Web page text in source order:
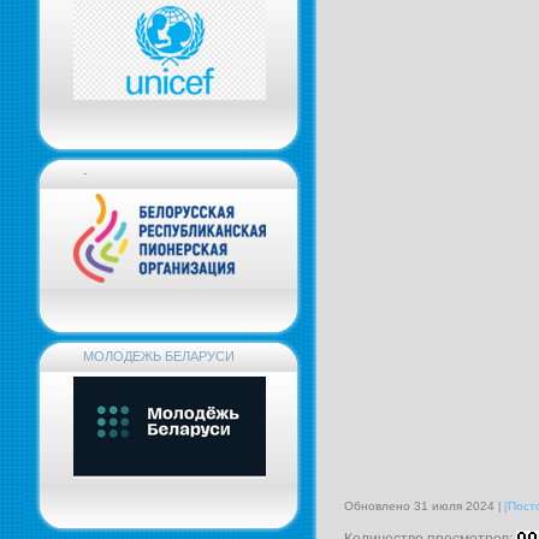
-
МОЛОДЕЖЬ БЕЛАРУСИ
Обновлено 31 июля 2024